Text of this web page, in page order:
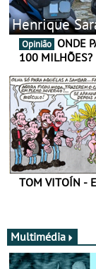
Henrique
Opinião
100 MILHÕES?
TOM VITOÍN -
Multimédia